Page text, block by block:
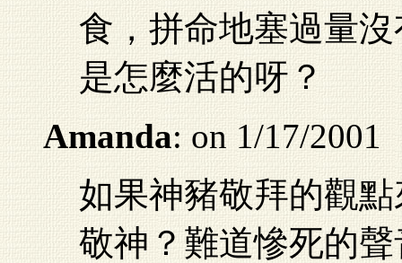
食，拼命地塞過量
是怎麼活的呀？
Amanda: on 1/17/2001
如果神豬敬拜的觀
敬神？難道慘死的